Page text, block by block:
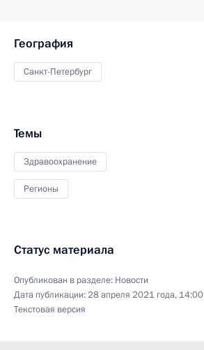
География
Санкт-Петербург
Темы
Здравоохранение
Регионы
Статус материала
Опубликован в разделе: Новости
Дата публикации:28 апреля 2021 года, 14:00
Текстовая версия